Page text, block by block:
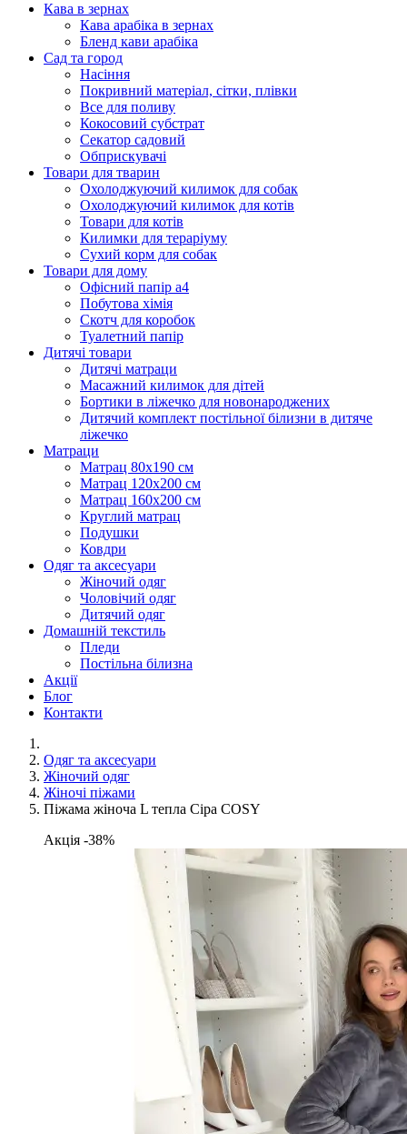
Кава в зернах
Кава арабіка в зернах
Бленд кави арабіка
Сад та город
Насіння
Покривний матеріал, сітки, плівки
Все для поливу
Кокосовий субстрат
Секатор садовий
Обприскувачі
Товари для тварин
Охолоджуючий килимок для собак
Охолоджуючий килимок для котів
Товари для котів
Килимки для тераріуму
Сухий корм для собак
Товари для дому
Офісний папір а4
Побутова хімія
Скотч для коробок
Туалетний папір
Дитячі товари
Дитячі матраци
Масажний килимок для дітей
Бортики в ліжечко для новонароджених
Дитячий комплект постільної білизни в дитяче
ліжечко
Матраци
Матрац 80х190 см
Матрац 120х200 см
Матрац 160х200 см
Круглий матрац
Подушки
Ковдри
Одяг та аксесуари
Жіночий одяг
Чоловічий одяг
Дитячий одяг
Домашній текстиль
Пледи
Постільна білизна
Акції
Блог
Контакти
Одяг та аксесуари
Жіночий одяг
Жіночі піжами
Піжама жіноча L тепла Сіра COSY
Акція -38%